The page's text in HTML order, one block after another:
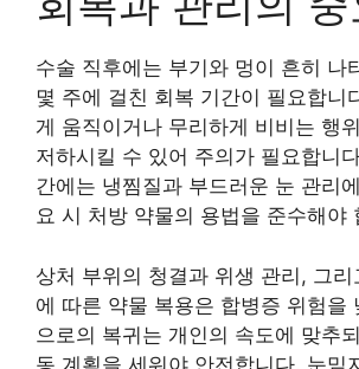
수술 직후에는 부기와 멍이 흔히 나
몇 주에 걸친 회복 기간이 필요합니
게 움직이거나 무리하게 비비는 행
저하시킬 수 있어 주의가 필요합니
간에는 냉찜질과 부드러운 눈 관리
요 시 처방 약물의 용법을 준수해야
상처 부위의 청결과 위생 관리, 그리
에 따른 약물 복용은 합병증 위험을
으로의 복귀는 개인의 속도에 맞추
동 계획을 세워야 안전합니다. 눈밑